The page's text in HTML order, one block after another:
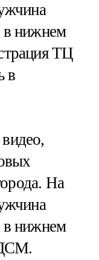
в нижнем
ТЦ
в
На
в нижнем